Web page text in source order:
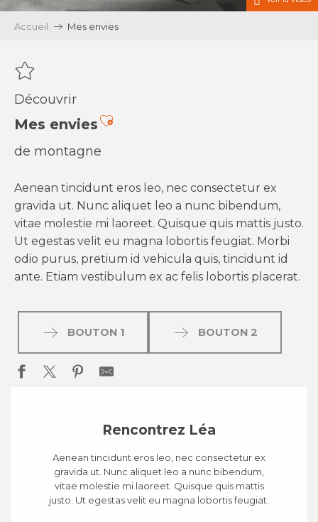
Accueil Mes envies
Découvrir
Mes enviesAjouter aux favoris
de montagne
Aenean tincidunt eros leo, nec consectetur ex
gravida ut. Nunc aliquet leo a nunc bibendum,
vitae molestie mi laoreet. Quisque quis mattis justo.
Ut egestas velit eu magna lobortis feugiat. Morbi
odio purus, pretium id vehicula quis, tincidunt id
ante. Etiam vestibulum ex ac felis lobortis placerat.
BOUTON 1 BOUTON 2
Rencontrez Léa
Aenean tincidunt eros leo, nec consectetur ex
gravida ut. Nunc aliquet leo a nunc bibendum,
vitae molestie mi laoreet. Quisque quis mattis
justo. Ut egestas velit eu magna lobortis feugiat.